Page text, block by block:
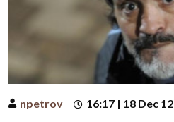
npetrov 16:17 | 18 Dec 12